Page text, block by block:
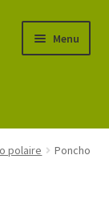
Menu
polaire
Poncho